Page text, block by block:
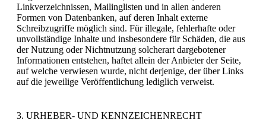
Linkverzeichnissen, Mailinglisten und in allen anderen
Formen von Datenbanken, auf deren Inhalt externe
Schreibzugriffe möglich sind. Für illegale, fehlerhafte oder
unvollständige Inhalte und insbesondere für Schäden, die aus
der Nutzung oder Nichtnutzung solcherart dargebotener
Informationen entstehen, haftet allein der Anbieter der Seite,
auf welche verwiesen wurde, nicht derjenige, der über Links
auf die jeweilige Veröffentlichung lediglich verweist.
3. URHEBER- UND KENNZEICHENRECHT